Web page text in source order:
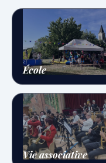
École
Vie associative